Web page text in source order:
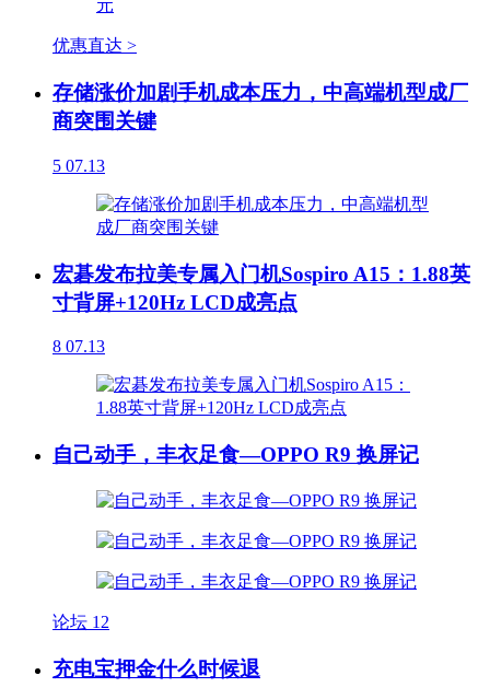
优惠直达 >
存储涨价加剧手机成本压力，中高端机型成厂
商突围关键
5 07.13
宏碁发布拉美专属入门机Sospiro A15：1.88英
寸背屏+120Hz LCD成亮点
8 07.13
自己动手，丰衣足食—OPPO R9 换屏记
论坛 12
充电宝押金什么时候退